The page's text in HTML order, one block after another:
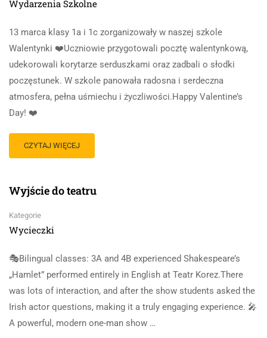
Wydarzenia Szkolne
13 marca klasy 1a i 1c zorganizowały w naszej szkole
Walentynki ❤️Uczniowie przygotowali pocztę walentynkową,
udekorowali korytarze serduszkami oraz zadbali o słodki
poczęstunek. W szkole panowała radosna i serdeczna
atmosfera, pełna uśmiechu i życzliwości.Happy Valentine’s
Day! ❤️
CZYTAJ WIĘCEJ
Wyjście do teatru
Kategorie
Wycieczki
🎭Bilingual classes: 3A and 4B experienced Shakespeare’s
„Hamlet” performed entirely in English at Teatr Korez.There
was lots of interaction, and after the show students asked the
Irish actor questions, making it a truly engaging experience. 🎤
A powerful, modern one-man show …